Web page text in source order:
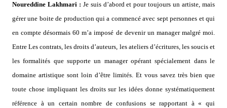
Noureddine Lakhmari : Je suis d’abord et pour toujours un artiste, mais
gérer une boite de production qui a commencé avec sept personnes et qui
en compte désormais 60 m’a imposé de devenir un manager malgré moi.
Entre Les contrats, les droits d’auteurs, les ateliers d’écritures, les soucis et
les formalités que supporte un manager opérant spécialement dans le
domaine artistique sont loin d’être limités. Et vous savez très bien que
toute chose impliquant les droits sur les idées donne systématiquement
référence à un certain nombre de confusions se rapportant à « qui